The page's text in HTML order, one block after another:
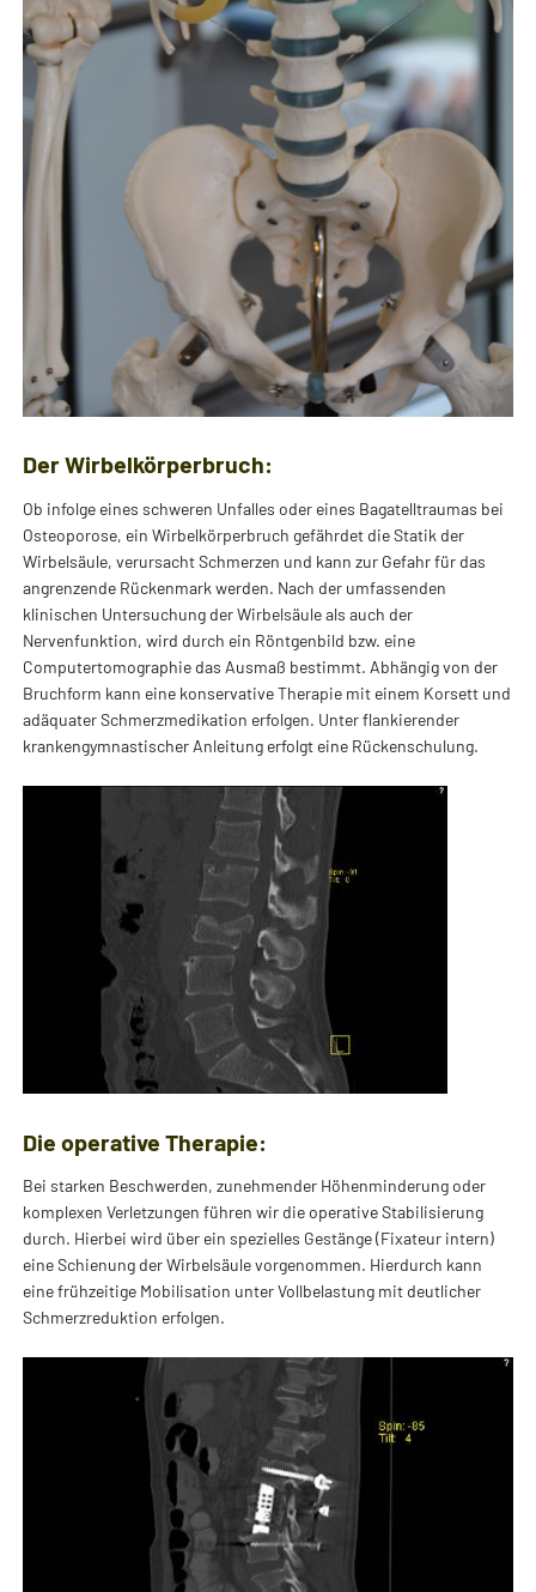
Der Wirbelkörperbruch:
Ob infolge eines schweren Unfalles oder eines Bagatelltraumas bei
Osteoporose, ein Wirbelkörperbruch gefährdet die Statik der
Wirbelsäule, verursacht Schmerzen und kann zur Gefahr für das
angrenzende Rückenmark werden. Nach der umfassenden
klinischen Untersuchung der Wirbelsäule als auch der
Nervenfunktion, wird durch ein Röntgenbild bzw. eine
Computertomographie das Ausmaß bestimmt. Abhängig von der
Bruchform kann eine konservative Therapie mit einem Korsett und
adäquater Schmerzmedikation erfolgen. Unter flankierender
krankengymnastischer Anleitung erfolgt eine Rückenschulung.
Die operative Therapie:
Bei starken Beschwerden, zunehmender Höhenminderung oder
komplexen Verletzungen führen wir die operative Stabilisierung
durch. Hierbei wird über ein spezielles Gestänge (Fixateur intern)
eine Schienung der Wirbelsäule vorgenommen. Hierdurch kann
eine frühzeitige Mobilisation unter Vollbelastung mit deutlicher
Schmerzreduktion erfolgen.